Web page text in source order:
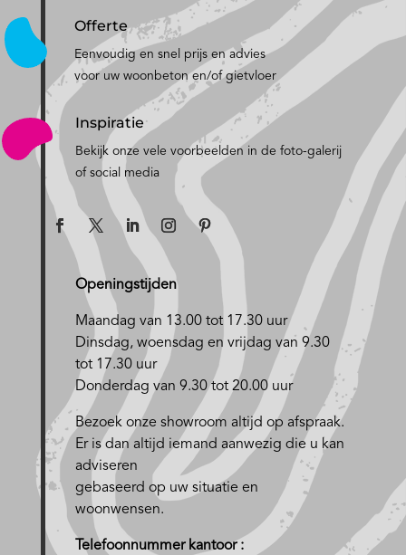
Offerte
Eenvoudig en snel prijs en advies
voor uw woonbeton en/of gietvloer
Inspiratie
Bekijk onze vele voorbeelden in de foto-galerij
of social media
Openingstijden
Maandag van 13.00 tot 17.30 uur
Dinsdag, woensdag en vrijdag van 9.30
tot 17.30 uur
Donderdag van 9.30 tot 20.00 uur
Bezoek onze showroom altijd op afspraak.
Er is dan altijd iemand aanwezig die u kan
adviseren
gebaseerd op uw situatie en
woonwensen.
Telefoonnummer kantoor :